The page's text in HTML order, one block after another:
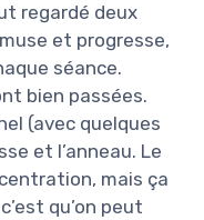
regardé deux
et progresse,
séance.
bien passées.
(avec quelques
et l’anneau. Le
mais ça
qu’on peut